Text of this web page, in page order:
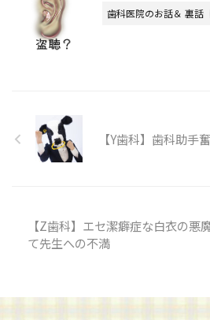
歯科医院のお話＆ 裏話
【Y歯科】歯科助手
【Z歯科】エセ潔癖症な白衣の悪
て先生への不満